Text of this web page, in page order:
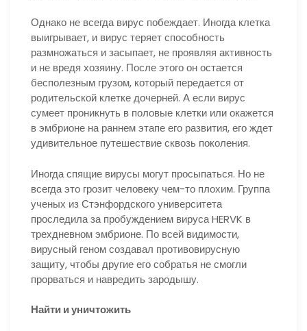
Однако не всегда вирус побеждает. Иногда клетка
выигрывает, и вирус теряет способность
размножаться и засыпает, не проявляя активность
и не вредя хозяину. После этого он остается
бесполезным грузом, который передается от
родительской клетке дочерней. А если вирус
сумеет проникнуть в половые клетки или окажется
в эмбрионе на раннем этапе его развития, его ждет
удивительное путешествие сквозь поколения.
Иногда спящие вирусы могут просыпаться. Но не
всегда это грозит человеку чем-то плохим. Группа
ученых из Стэнфордского университета
проследила за пробуждением вируса HERVK в
трехдневном эмбрионе. По всей видимости,
вирусный геном создавал противовирусную
защиту, чтобы другие его собратья не смогли
прорваться и навредить зародышу.
Найти и уничтожить